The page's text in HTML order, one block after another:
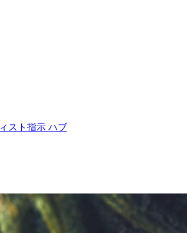
スト 指示 ハブ